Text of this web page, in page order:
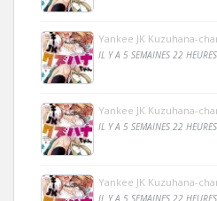
Yankee JK Kuzuhana-
IL Y A 5 SEMAINES 22 HEURES
Yankee JK Kuzuhana-
IL Y A 5 SEMAINES 22 HEURES
Yankee JK Kuzuhana-
IL Y A 5 SEMAINES 22 HEURES